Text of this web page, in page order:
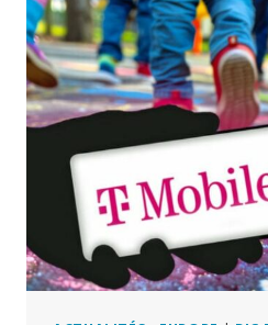
DANS
LA
CATÉGORIE
DES
PERSONNES
VACCINÉES
AINSI
ON
FALSIFIE
LES
ÉTUDES